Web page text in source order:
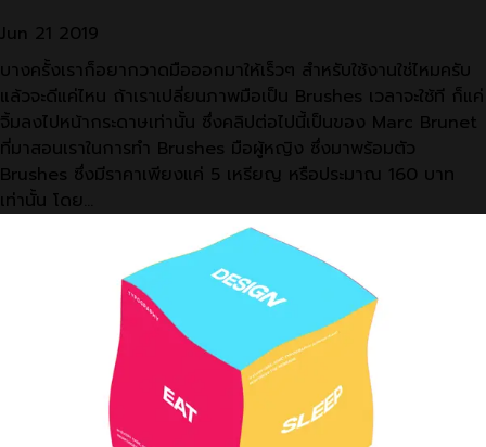
Jun 21 2019
บางครั้งเราก็อยากวาดมือออกมาให้เร็วๆ สำหรับใช้งานใช่ไหมครับ
แล้วจะดีแค่ไหน ถ้าเราเปลี่ยนภาพมือเป็น Brushes เวลาจะใช้ที ก็แค่
จิ้มลงไปหน้ากระดาษเท่านั้น ซึ่งคลิปต่อไปนี้เป็นของ Marc Brunet
ที่มาสอนเราในการทำ Brushes มือผู้หญิง ซึ่งมาพร้อมตัว
Brushes ซึ่งมีราคาเพียงแค่ 5 เหรียญ หรือประมาณ 160 บาท
เท่านั้น โดย…